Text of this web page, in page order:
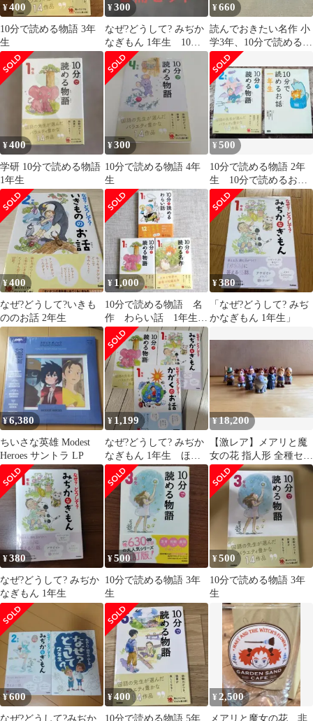
¥400
10分で読める物語 3年
生
¥300
なぜ?どうして? みぢか
なぎもん 1年生 10分
で読める伝記2年生
¥660
読んでおきたい名作 小
学3年、10分で読める物
語 3年生
¥400
学研 10分で読める物語
1年生
¥300
10分で読める物語 4年
生
¥500
10分で読める物語 2年
生 10分で読めるお話1
年生
¥400
なぜ?どうして?いきも
ののお話 2年生
¥ 1,000
10分で読める物語 名
作 わらい話 1年生
3冊セット
¥380
「なぜ?どうして? みぢ
かなぎもん 1年生」
¥6,380
ちいさな英雄 Modest
Heroes サントラ LP
¥ 1,199
なぜ?どうして? みぢか
なぎもん 1年生 ほか2
冊セット
¥18,200
【激レア】メアリと魔
女の花 指人形 全種セッ
ト（ガエルの呪いver.付
き）
¥380
なぜ?どうして? みぢか
なぎもん 1年生
¥500
10分で読める物語 3年
生
¥500
10分で読める物語 3年
生
¥600
なぜ?どうして?みぢか
¥400
10分で読める物語 5年
¥ 2,500
メアリと魔女の花 非